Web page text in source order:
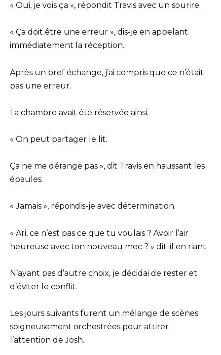
« Oui, je vois ça », répondit Travis avec un sourire.
« Ça doit être une erreur », dis-je en appelant
immédiatement la réception.
Après un bref échange, j’ai compris que ce n’était
pas une erreur.
La chambre avait été réservée ainsi.
« On peut partager le lit.
Ça ne me dérange pas », dit Travis en haussant les
épaules.
« Jamais », répondis-je avec détermination.
« Ari, ce n’est pas ce que tu voulais ? Avoir l’air
heureuse avec ton nouveau mec ? » dit-il en riant.
N’ayant pas d’autre choix, je décidai de rester et
d’éviter le conflit.
Les jours suivants furent un mélange de scènes
soigneusement orchestrées pour attirer
l’attention de Josh.